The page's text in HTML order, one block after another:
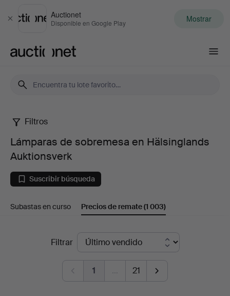
Cerrar
Auctionet
Disponible en Google Play Mostrar
Lámparas
de
sobremesa
en
Auktionsverk
Filtros
Lámparas de sobremesa en Hälsinglands
Auktionsverk
Suscribir búsqueda
Subastas en curso Precios de remate(1 003)
Filtrar
1 … 21